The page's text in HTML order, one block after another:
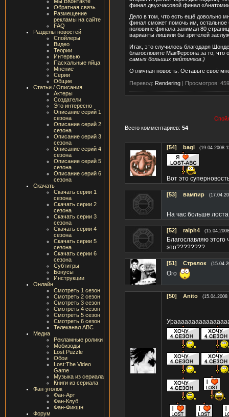
Обратная связь
Размещение
рекламы на сайте
FAQ
Разделы новостей
Спойлеры
Видео
Теории
Интервью
Пасхальные яйца
Мнение
Серии
Общие
Статьи / Описания
Актеры
Создатели
Это интересно
Описание серий 1
сезона
Описание серий 2
сезона
Описание серий 3
сезона
Описание серий 4
сезона
Описание серий 5
сезона
Описание серий 6
сезона
Скачать
Скачать серии 1
сезона
Скачать серии 2
сезона
Скачать серии 3
сезона
Скачать серии 4
сезона
Скачать серии 5
сезона
Скачать серии 6
сезона
Субтитры
Бонусы
Инструкции
Онлайн
Смотреть 1 сезон
Смотреть 2 сезон
Смотреть 3 сезон
Смотреть 4 сезон
Смотреть 5 сезон
Смотреть 6 сезон
Телеканал ABC
Медиа
Рекламные ролики
Мобизоды
Lost Puzzle
Обои
Lost:The Video
Game
Музыка из сериала
Книги из сериала
Фан-уголок
Фан-Арт
Фан-Клуб
Фан-Фикшн
Форум
финал двухчасовой финал
Дело в том, что есть ещё довольно
финал сможет помочь им, остальное
половине финала занимал 80
варианты лишили бы зрителей
Итак, это случилось благодаря
благословите МакФерсона за то,
самых больших рейтингов.)
Отличная новость. Оставьте своё
Перевод: Rendering | Просмотров:
Всего комментариев: 54
[54] bagl (19.04.2008
Вот это
[53] вампир
На час больше
[52] ralph4
Благославляю
это????????
[51] Стрелок
Ого
[50] Anito (15.04.2008